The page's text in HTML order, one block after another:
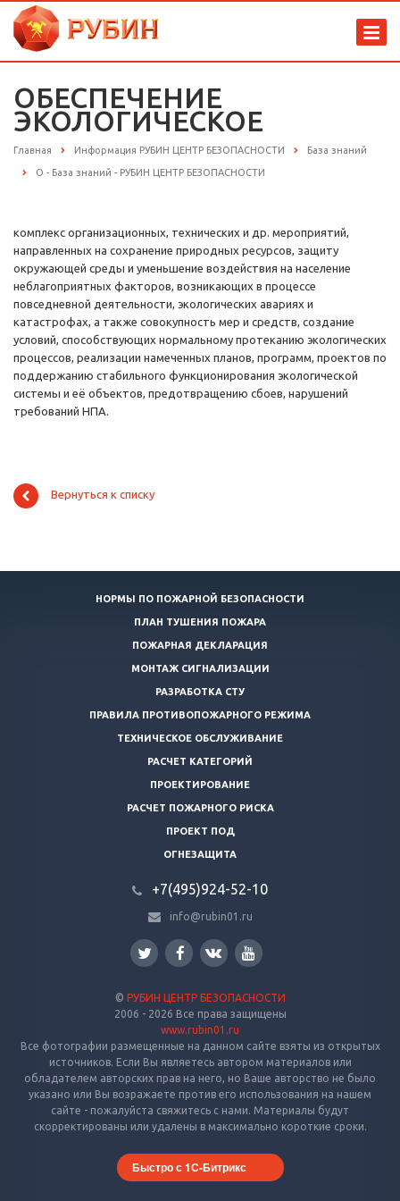
ОБЕСПЕЧЕНИЕ
ЭКОЛОГИЧЕСКОЕ
Главная Информация РУБИН ЦЕНТР БЕЗОПАСНОСТИ База знаний
О - База знаний - РУБИН ЦЕНТР БЕЗОПАСНОСТИ
комплекс организационных, технических и др. мероприятий,
направленных на сохранение природных ресурсов, защиту
окружающей среды и уменьшение воздействия на население
неблагоприятных факторов, возникающих в процессе
повседневной деятельности, экологических авариях и
катастрофах, а также совокупность мер и средств, создание
условий, способствующих нормальному протеканию экологических
процессов, реализации намеченных планов, программ, проектов по
поддержанию стабильного функционирования экологической
системы и её объектов, предотвращению сбоев, нарушений
требований НПА.
Вернуться к списку
НОРМЫ ПО ПОЖАРНОЙ БЕЗОПАСНОСТИ
ПЛАН ТУШЕНИЯ ПОЖАРА
ПОЖАРНАЯ ДЕКЛАРАЦИЯ
МОНТАЖ СИГНАЛИЗАЦИИ
РАЗРАБОТКА СТУ
ПРАВИЛА ПРОТИВОПОЖАРНОГО РЕЖИМА
ТЕХНИЧЕСКОЕ ОБСЛУЖИВАНИЕ
РАСЧЕТ КАТЕГОРИЙ
ПРОЕКТИРОВАНИЕ
РАСЧЕТ ПОЖАРНОГО РИСКА
ПРОЕКТ ПОД
ОГНЕЗАЩИТА
+7(495)924-52-10
info@rubin01.ru
© РУБИН ЦЕНТР БЕЗОПАСНОСТИ
2006 - 2026 Все права защищены
www.rubin01.ru
Все фотографии размещенные на данном сайте взяты из открытых
источников. Если Вы являетесь автором материалов или
обладателем авторских прав на него, но Ваше авторство не было
указано или Вы возражаете против его использования на нашем
сайте - пожалуйста свяжитесь с нами. Материалы будут
скорректированы или удалены в максимально короткие сроки.
Быстро с 1С-Битрикс